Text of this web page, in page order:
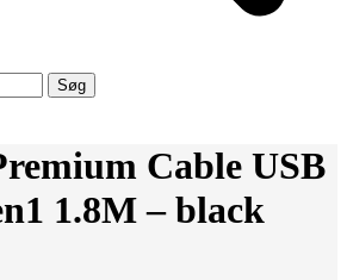
Cable USB
1.8M – black